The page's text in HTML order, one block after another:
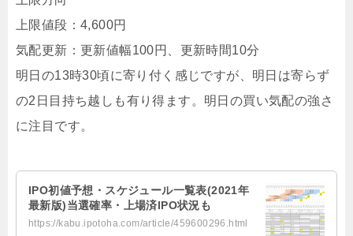
上限値段：4,600円
気配更新：更新値幅100円、更新時間10分
明日の13時30頃に寄り付く感じですが、明日は寄らず
の2日目持ち越しも有り得ます。明日の買い気配の強さ
に注目です。
IPO初値予想・スケジュール一覧表(2021年
最新版)当選確率・上場済IPO状況も
https://kabu.ipotoha.com/article/459600296.html